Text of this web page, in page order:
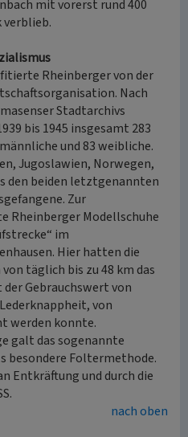
mit vorerst rund 400
Rheinberger von der
Nach
Stadtarchivs
bis 1945 insgesamt 283
und 83 weibliche.
Jugoslawien, Norwegen,
den beiden letztgenannten
Zur
Rheinberger Modellschuhe
im
Hier hatten die
täglich bis zu 48 km das
Gebrauchswert von
von
werden konnte.
galt das sogenannte
besondere Foltermethode.
Entkräftung und durch die
nach oben